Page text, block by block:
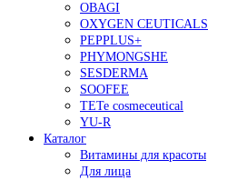
OBAGI
OXYGEN CEUTICALS
PEPPLUS+
PHYMONGSHE
SESDERMA
SOOFEE
TETe cosmeceutical
YU-R
Каталог
Витамины для красоты
Для лица